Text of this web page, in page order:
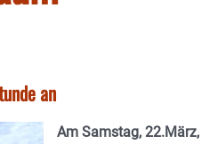
an
Am Samstag,